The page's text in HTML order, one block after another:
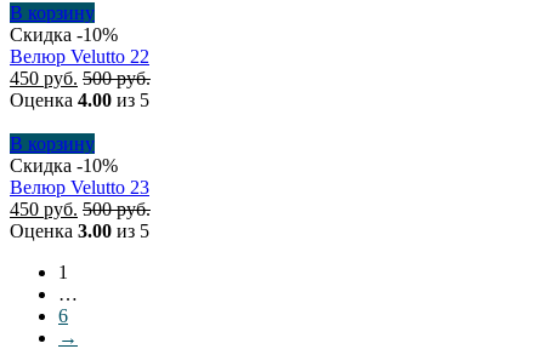
В корзину
Скидка -10%
Велюр Velutto 22
450 руб. 500руб.
Оценка 4.00 из 5
В корзину
Скидка -10%
Велюр Velutto 23
450 руб. 500руб.
Оценка 3.00 из 5
1
…
6
→